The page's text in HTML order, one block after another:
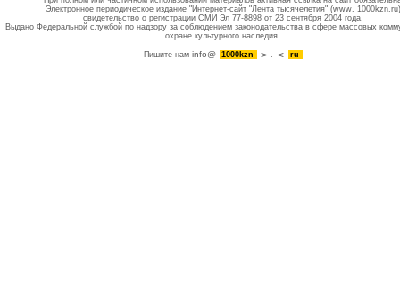
Электронное периодическое издание "Интернет-сайт "Лента тысячелетия" (www. 1000kzn.ru)
свидетельство о регистрации СМИ Эл 77-8898 от 23 сентября 2004 года.
Выдано Федеральной службой по надзору за соблюдением законодательства в сфере массовых
охране культурного наследия.
Пишите намinfo@ 1000kzn . ru